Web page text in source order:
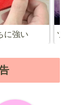
に強い ツ